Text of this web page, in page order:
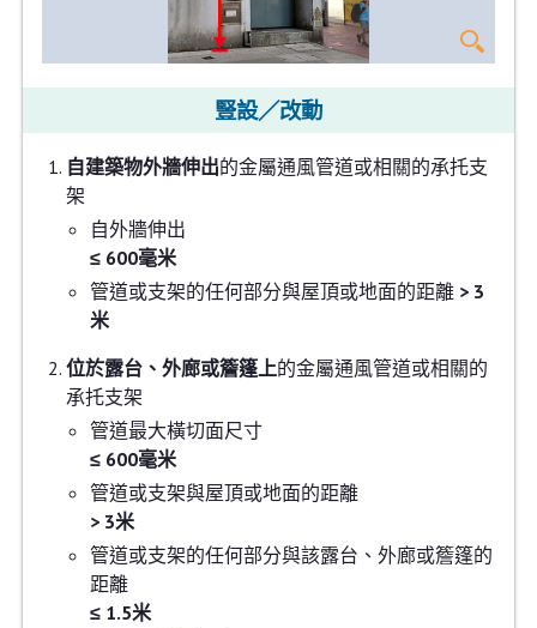
豎設／改動
自建築物外牆伸出的金屬通風管道或相關的承托支
架
自外牆伸出
≤ 600毫米
管道或支架的任何部分與屋頂或地面的距離 > 3
米
位於露台、外廊或簷篷上的金屬通風管道或相關的
承托支架
管道最大橫切面尺寸
≤ 600毫米
管道或支架與屋頂或地面的距離
> 3米
管道或支架的任何部分與該露台、外廊或簷篷的
距離
≤ 1.5米